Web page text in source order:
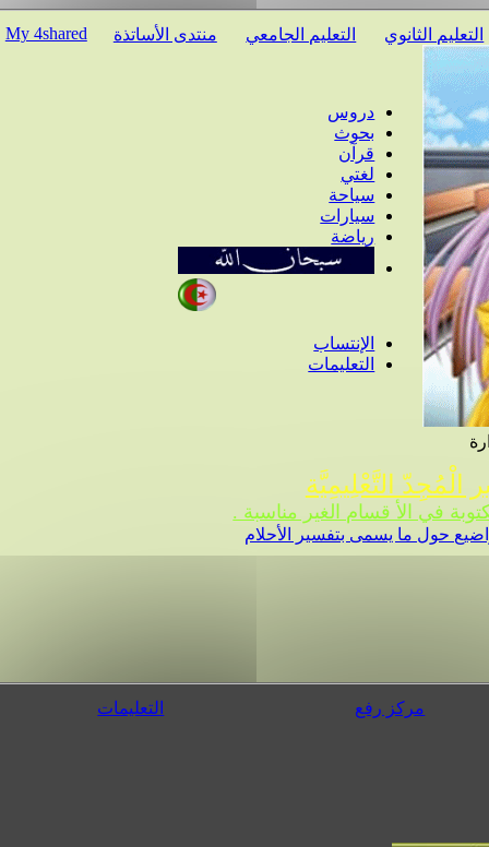
الثانوي التعليم الجامعي منتدى الأساتذة My 4shared
دروس
بحوث
قرآن
لغتي
سياحة
سيارات
رياضة
الإنتساب
التعليمات
التَّعْلِيمِيَّة
في الأ قسام الغير مناسبة .
حول ما يسمى بتفسير الأحلام
مركز رفع التعليمات